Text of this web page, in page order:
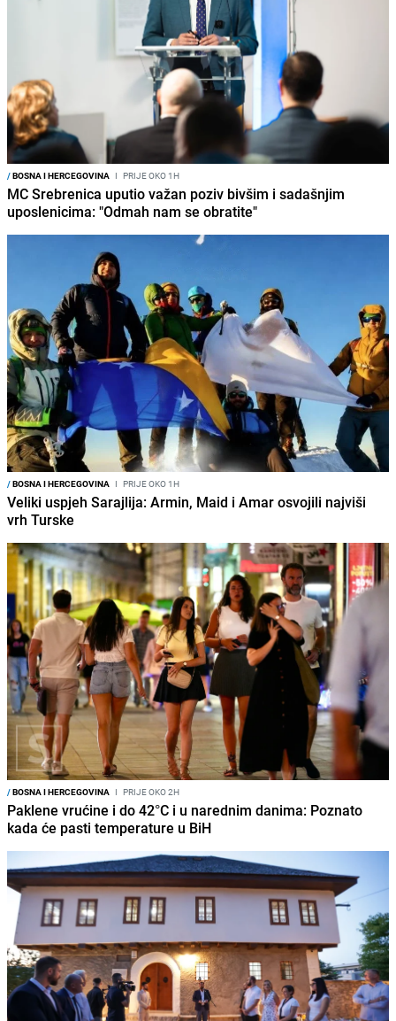
/BOSNA I HERCEGOVINA I PRIJE OKO 1H
MC Srebrenica uputio važan poziv bivšim i sadašnjim
uposlenicima: "Odmah nam se obratite"
/BOSNA I HERCEGOVINA I PRIJE OKO 1H
Veliki uspjeh Sarajlija: Armin, Maid i Amar osvojili najviši
vrh Turske
/BOSNA I HERCEGOVINA I PRIJE OKO 2H
Paklene vrućine i do 42°C i u narednim danima: Poznato
kada će pasti temperature u BiH